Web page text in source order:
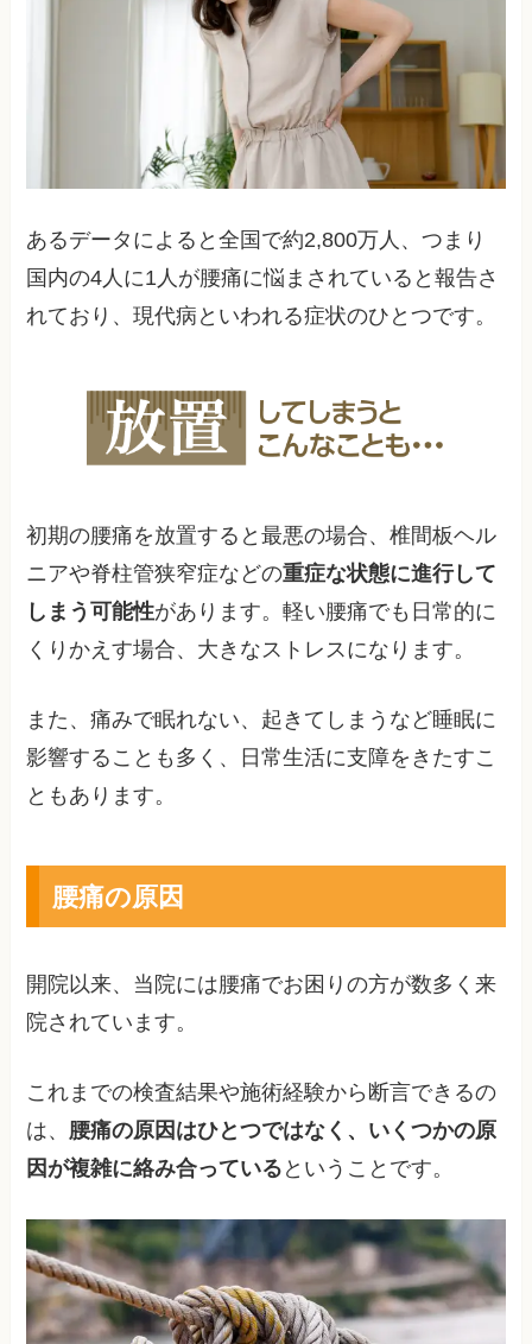
あるデータによると全国で約2,800万人、つまり
国内の4人に1人が腰痛に悩まされていると報告さ
れており、現代病といわれる症状のひとつです。
初期の腰痛を放置すると最悪の場合、椎間板ヘル
ニアや脊柱管狭窄症などの重症な状態に進行して
しまう可能性があります。軽い腰痛でも日常的に
くりかえす場合、大きなストレスになります。
また、痛みで眠れない、起きてしまうなど睡眠に
影響することも多く、日常生活に支障をきたすこ
ともあります。
腰痛の原因
開院以来、当院には腰痛でお困りの方が数多く来
院されています。
これまでの検査結果や施術経験から断言できるの
は、 腰痛の原因はひとつではなく、いくつかの原
因が複雑に絡み合っている ということです。